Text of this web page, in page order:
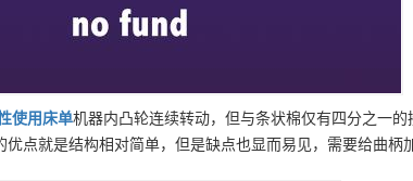
使用床单机器内凸轮连续转动，但与条状棉仅有四分之一
优点就是结构相对简单，但是缺点也显而易见，需要给曲柄